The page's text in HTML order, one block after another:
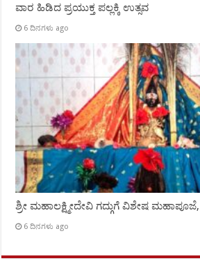
ವಾರ ಹಿಡಿದ ಪ್ರಯುಕ್ತ ಪಲ್ಲಕ್ಕಿ ಉತ್ಸವ
6 ದಿನಗಳು ago
ಶ್ರೀ ಮಹಾಲಕ್ಷ್ಮೀದೇವಿ ಗದ್ಗುಗೆ ವಿಶೇಷ ಮಹಾಪೂಜೆ,
6 ದಿನಗಳು ago